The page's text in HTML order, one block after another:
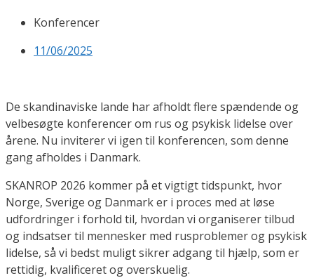
Konferencer
11/06/2025
De skandinaviske lande har afholdt flere spændende og
velbesøgte konferencer om rus og psykisk lidelse over
årene. Nu inviterer vi igen til konferencen, som denne
gang afholdes i Danmark.
SKANROP 2026 kommer på et vigtigt tidspunkt, hvor
Norge, Sverige og Danmark er i proces med at løse
udfordringer i forhold til, hvordan vi organiserer tilbud
og indsatser til mennesker med rusproblemer og psykisk
lidelse, så vi bedst muligt sikrer adgang til hjælp, som er
rettidig, kvalificeret og overskuelig.